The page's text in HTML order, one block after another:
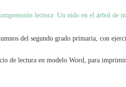
del segundo grado primaria, con
de lectura en modelo Word, para imprimir